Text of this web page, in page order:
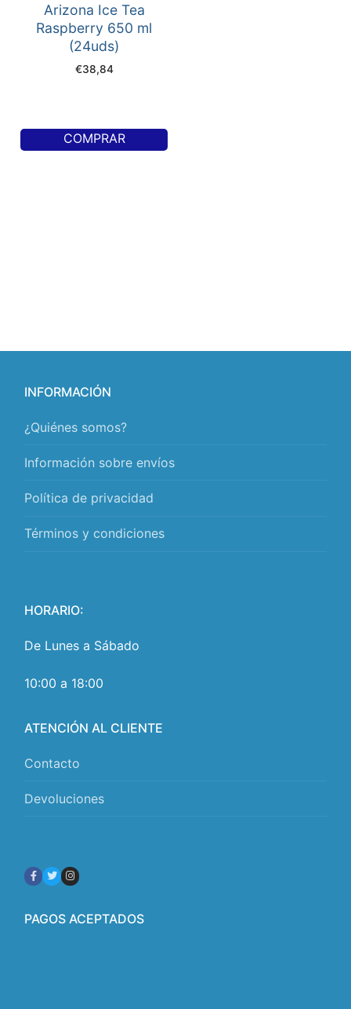
Arizona Ice Tea
Raspberry 650 ml
(24uds)
€38,84
COMPRAR
INFORMACIÓN
¿Quiénes somos?
Información sobre envíos
Política de privacidad
Términos y condiciones
HORARIO:
De Lunes a Sábado
10:00 a 18:00
ATENCIÓN AL CLIENTE
Contacto
Devoluciones
PAGOS ACEPTADOS